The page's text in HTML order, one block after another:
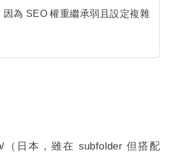
為 SEO 權重繼承弱且設定複雜
（日本，雖在 subfolder 但搭配